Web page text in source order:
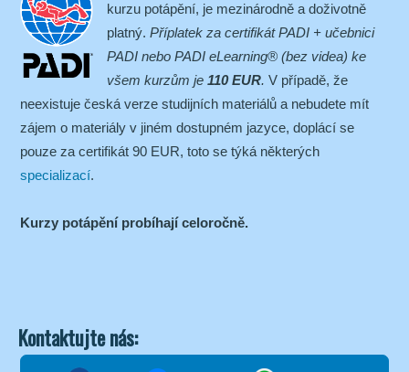
kurzu potápění, je mezinárodně a doživotně
platný. Příplatek za certifikát PADI + učebnici
PADI nebo PADI eLearning® (bez videa) ke
všem kurzům je 110 EUR. V případě, že
neexistuje česká verze studijních materiálů a nebudete mít
zájem o materiály v jiném dostupném jazyce, doplácí se
pouze za certifikát 90 EUR, toto se týká některých
specializací.
Kurzy potápění probíhají celoročně.
Kontaktujte nás: